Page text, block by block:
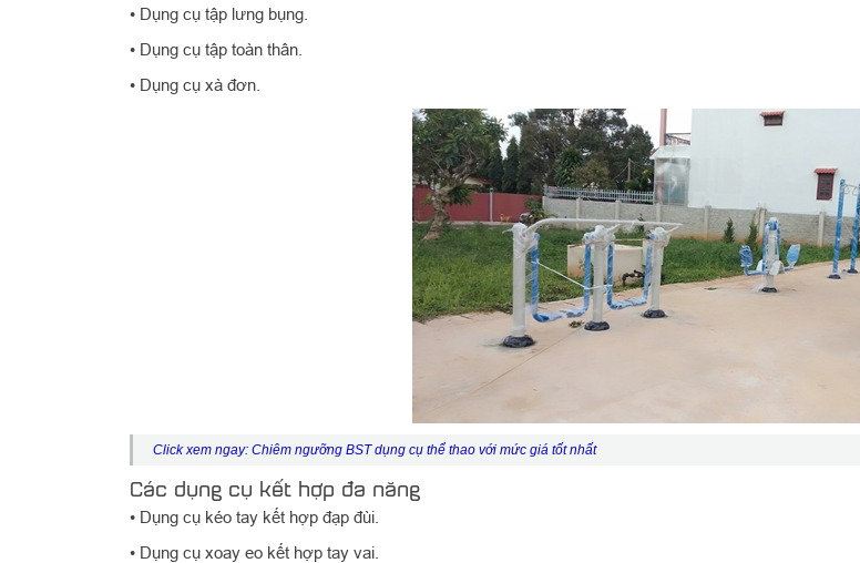
• Dụng cụ tập lưng bụng.
• Dụng cụ tập toàn thân.
• Dụng cụ xà đơn.
Click xem ngay: Chiêm ngưỡng BST dụng cụ thể thao với mức giá tốt nhất
Các dụng cụ kết hợp đa năng
• Dụng cụ kéo tay kết hợp đạp đùi.
• Dụng cụ xoay eo kết hợp tay vai.